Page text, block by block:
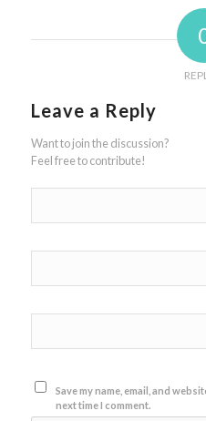
Leave a Reply
Want to join the discussion?
Feel free to contribute!
Save my name, email, and
next time I comment.